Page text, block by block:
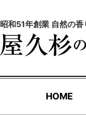
昭和51年創業 自然の
HOME